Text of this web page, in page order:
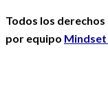
Todos los
por equipo Mindset